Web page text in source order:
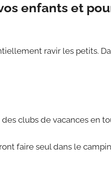
enfants et
ravir les petits.
clubs de vacances en
faire seul dans le